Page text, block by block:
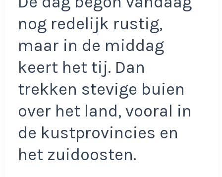
nog redelijk rustig,
maar in de middag
keert het tij. Dan
trekken stevige buien
over het land, vooral in
de kustprovincies en
het zuidoosten.